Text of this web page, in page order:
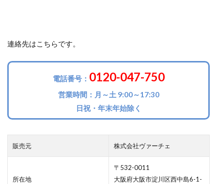
連絡先はこちらです。
電話番号： 0120-047-750
営業時間：月～土 9:00～17:30
日祝・年末年始除く
販売元 株式会社ヴァーチェ
所在地
〒532-0011
大阪府大阪市淀川区西中島6-1-